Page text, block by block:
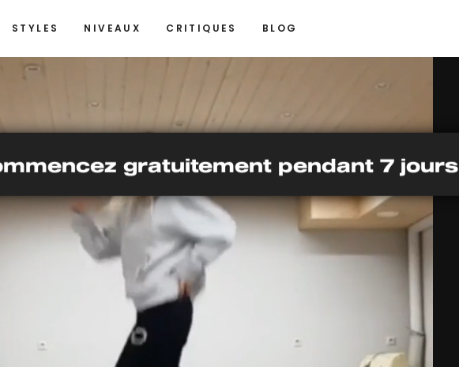
STYLES NIVEAUX CRITIQUES BLOG
gratuitement pendant 7 jours